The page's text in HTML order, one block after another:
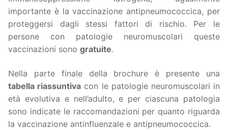
importante è la vaccinazione antipneumococcica, per
proteggersi dagli stessi fattori di rischio. Per le
persone con patologie neuromuscolari queste
vaccinazioni sono gratuite.
Nella parte finale della brochure è presente una
tabella riassuntiva con le patologie neuromuscolari in
età evolutiva e nell’adulto, e per ciascuna patologia
sono indicate le raccomandazioni per quanto riguarda
la vaccinazione antinfluenzale e antipneumococcica.